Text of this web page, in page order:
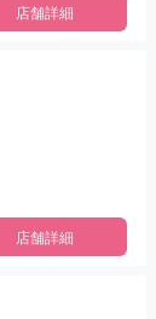
店舗詳細
店舗詳細